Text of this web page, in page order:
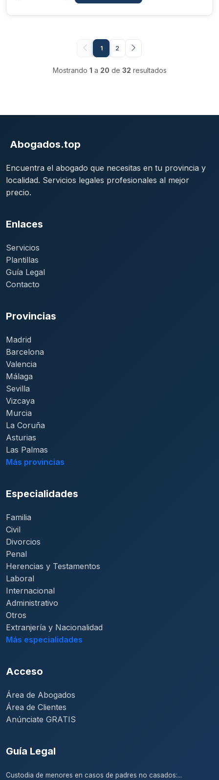
1 2
Mostrando 1 a 20 de 32 resultados
Abogados.top
Encuentra el abogado que necesitas en tu provincia y
localidad. Servicios legales profesionales al mejor
precio.
Enlaces
Servicios
Plantillas
Guía Legal
Contacto
Provincias
Madrid
Barcelona
Valencia
Málaga
Sevilla
Vizcaya
Murcia
La Coruña
Asturias
Las Palmas
Más provincias
Especialidades
Familia
Civil
Divorcios
Penal
Herencias y Testamentos
Laboral
Internacional
Administrativo
Otros
Extranjería y Nacionalidad
Más especialidades
Acceso
Área de Abogados
Área de Clientes
Anúnciate GRATIS
Guía Legal
Custodia de menores en casos de padres no casados:...